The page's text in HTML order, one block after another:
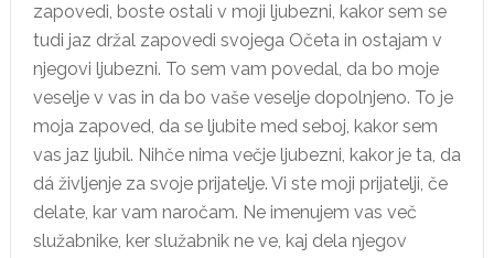
zapovedi, boste ostali v moji ljubezni, kakor sem se
tudi jaz držal zapovedi svojega Očeta in ostajam v
njegovi ljubezni. To sem vam povedal, da bo moje
veselje v vas in da bo vaše veselje dopolnjeno. To je
moja zapoved, da se ljubite med seboj, kakor sem
vas jaz ljubil. Nihče nima večje ljubezni, kakor je ta, da
dá življenje za svoje prijatelje. Vi ste moji prijatelji, če
delate, kar vam naročam. Ne imenujem vas več
služabnike, ker služabnik ne ve, kaj dela njegov